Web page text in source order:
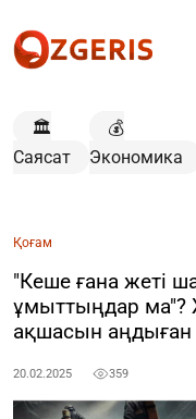
🏛️
Саясат
💰
Экономика
Қоғам
"Кеше ғана жеті
ұмыттыңдар ма"?
ақшасын аңдыған
20.02.2025 359